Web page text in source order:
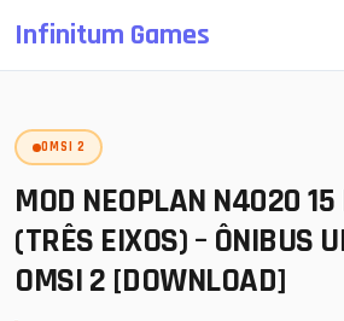
Infinitum Games
SUGESTÕES
Mods OMSI 2
Proton Bus Simulator
Mods ETS 2
OMSI 2
MOD NEOPLAN N4020 15
(TRÊS EIXOS) – ÔNIBUS
OMSI 2 [DOWNLOAD]